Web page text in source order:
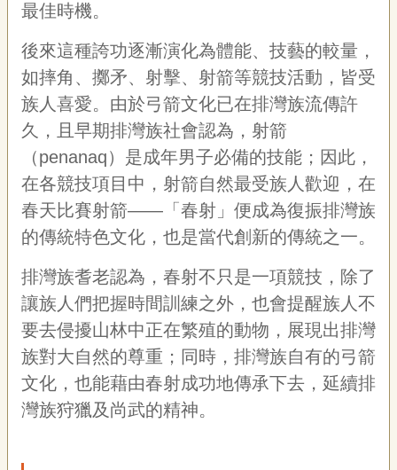
最佳時機。
後來這種誇功逐漸演化為體能、技藝的較量，
如摔角、擲矛、射擊、射箭等競技活動，皆受
族人喜愛。由於弓箭文化已在排灣族流傳許
久，且早期排灣族社會認為，射箭
（penanaq）是成年男子必備的技能；因此，
在各競技項目中，射箭自然最受族人歡迎，在
春天比賽射箭——「春射」便成為復振排灣族
的傳統特色文化，也是當代創新的傳統之一。
排灣族耆老認為，春射不只是一項競技，除了
讓族人們把握時間訓練之外，也會提醒族人不
要去侵擾山林中正在繁殖的動物，展現出排灣
族對大自然的尊重；同時，排灣族自有的弓箭
文化，也能藉由春射成功地傳承下去，延續排
灣族狩獵及尚武的精神。